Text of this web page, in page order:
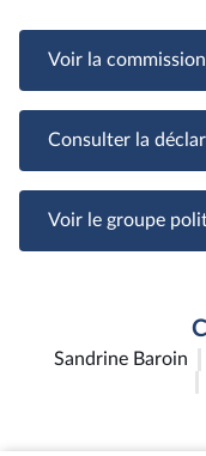
Voir la commission
Consulter la
Voir le groupe
Sandrine Baroin